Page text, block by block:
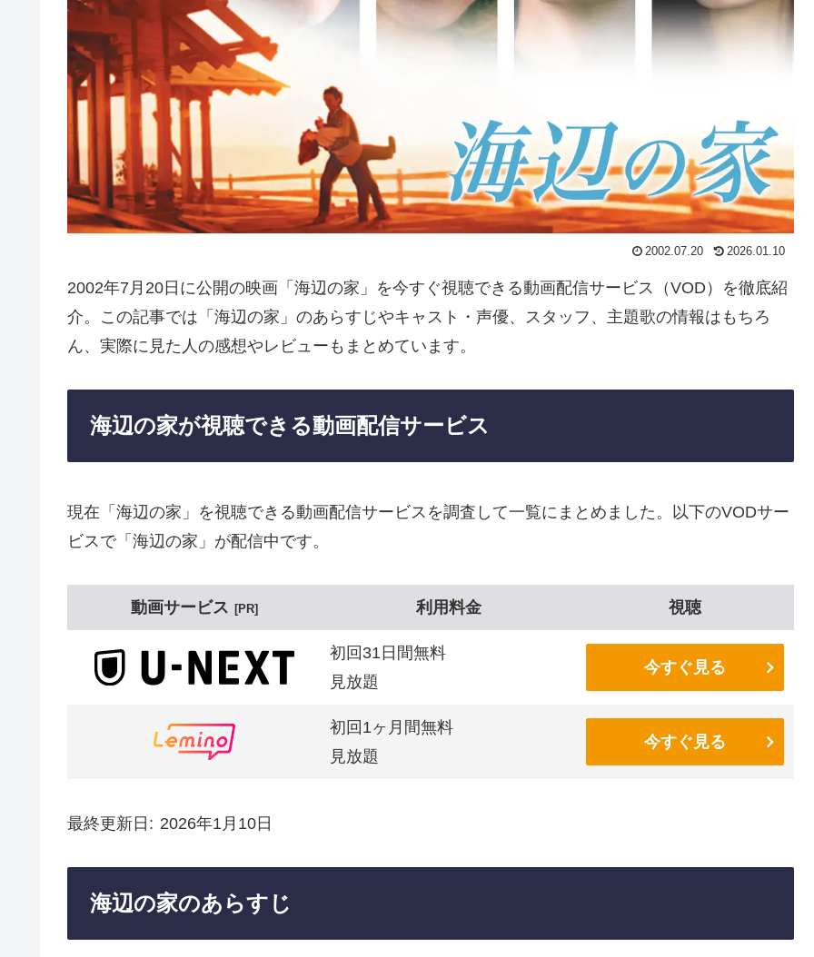
2002.07.20 2026.01.10
2002年7月20日に公開の映画「海辺の家」を今すぐ視聴できる動画配信サービス（VOD）を徹底紹
介。この記事では「海辺の家」のあらすじやキャスト・声優、スタッフ、主題歌の情報はもちろ
ん、実際に見た人の感想やレビューもまとめています。
海辺の家が視聴できる動画配信サービス
現在「海辺の家」を視聴できる動画配信サービスを調査して一覧にまとめました。以下のVODサー
ビスで「海辺の家」が配信中です。
動画サービス PR 利用料金 視聴
初回31日間無料
見放題
今すぐ見る
初回1ヶ月間無料
見放題
今すぐ見る
最終更新日 2026年1月10日
海辺の家のあらすじ